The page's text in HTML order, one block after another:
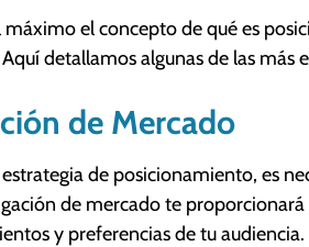
máximo el concepto de qué es
detallamos algunas de las más
de Mercado
de posicionamiento, es
de mercado te
y preferencias de tu